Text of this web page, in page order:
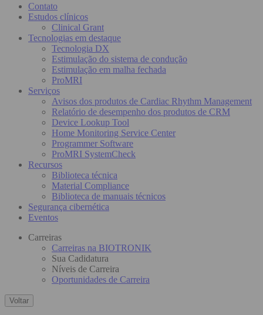
Contato
Estudos clínicos
Clinical Grant
Tecnologias em destaque
Tecnologia DX
Estimulação do sistema de condução
Estimulação em malha fechada
ProMRI
Serviços
Avisos dos produtos de Cardiac Rhythm Management
Relatório de desempenho dos produtos de CRM
Device Lookup Tool
Home Monitoring Service Center
Programmer Software
ProMRI SystemCheck
Recursos
Biblioteca técnica
Material Compliance
Biblioteca de manuais técnicos
Segurança cibernética
Eventos
Carreiras
Carreiras na BIOTRONIK
Sua Cadidatura
Níveis de Carreira
Oportunidades de Carreira
Voltar